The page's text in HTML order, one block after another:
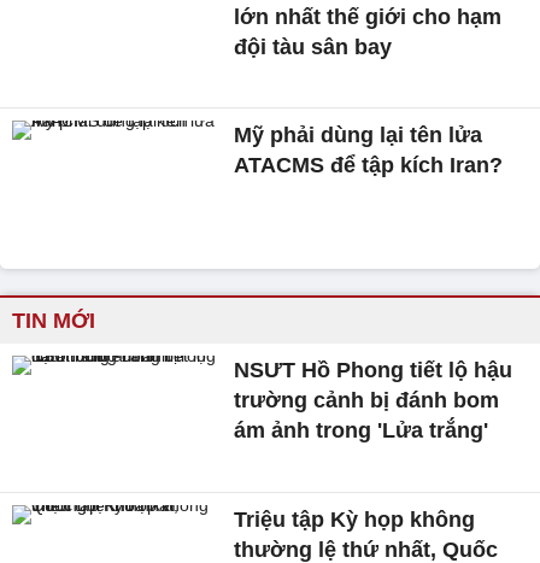
lớn nhất thế giới cho hạm
đội tàu sân bay
Mỹ phải dùng lại tên lửa
ATACMS để tập kích Iran?
TIN MỚI
NSƯT Hồ Phong tiết lộ hậu
trường cảnh bị đánh bom
ám ảnh trong 'Lửa trắng'
Triệu tập Kỳ họp không
thường lệ thứ nhất, Quốc